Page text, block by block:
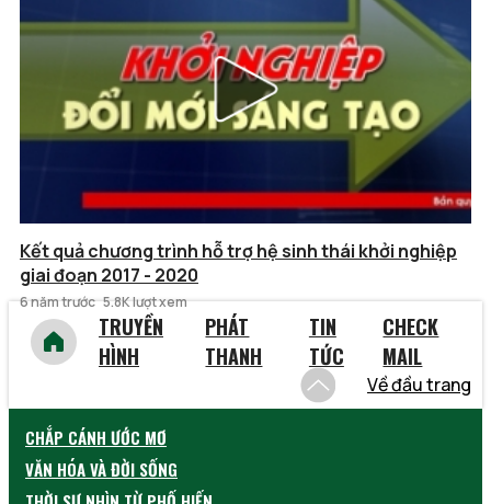
Kết quả chương trình hỗ trợ hệ sinh thái khởi nghiệp
giai đoạn 2017 - 2020
6 năm trước 5.8K lượt xem
TRUYỀN
HÌNH
PHÁT
THANH
TIN
TỨC
CHECK
MAIL
Về đầu trang
CHẮP CÁNH ƯỚC MƠ
VĂN HÓA VÀ ĐỜI SỐNG